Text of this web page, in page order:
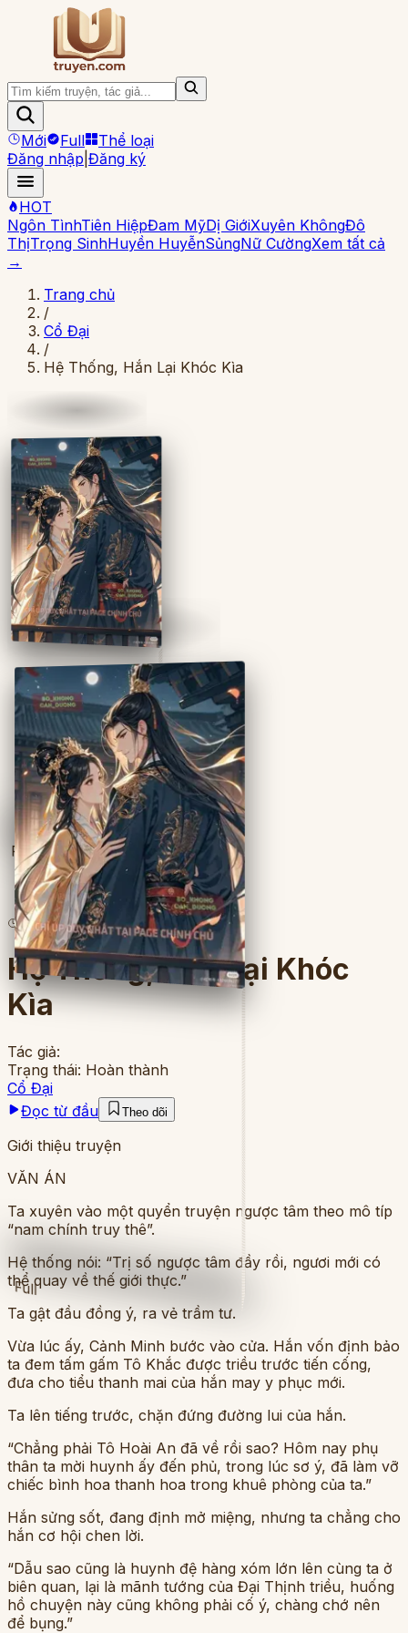
Mới Full
Thể loại
Đăng nhập Đăng ký
HOT
Ngôn TìnhTiên HiệpĐam MỹDị GiớiXuyên KhôngĐô
ThịTrọng SinhHuyền HuyễnSủngNữ CườngXem tất cả
→
Trang chủ
/
Cổ Đại
/
Hệ Thống, Hắn Lại Khóc Kìa
Full
Full
13lượt đọc· 10chương
Hệ Thống, Hắn Lại Khóc
Kìa
Tác giả:
Trạng thái: Hoàn thành
Cổ Đại
Đọc từ đầu
Theo dõi
Giới thiệu truyện
VĂN ÁN
Ta xuyên vào một quyển truyện ngược tâm theo mô típ
“nam chính truy thê”.
Hệ thống nói: “Trị số ngược tâm đầy rồi, ngươi mới có
thể quay về thế giới thực.”
Ta gật đầu đồng ý, ra vẻ trầm tư.
Vừa lúc ấy, Cảnh Minh bước vào cửa. Hắn vốn định bảo
ta đem tấm gấm Tô Khắc được triều trước tiến cống,
đưa cho tiểu thanh mai của hắn may y phục mới.
Ta lên tiếng trước, chặn đứng đường lui của hắn.
“Chẳng phải Tô Hoài An đã về rồi sao? Hôm nay phụ
thân ta mời huynh ấy đến phủ, trong lúc sơ ý, đã làm vỡ
chiếc bình hoa thanh hoa trong khuê phòng của ta.”
Hắn sửng sốt, đang định mở miệng, nhưng ta chẳng cho
hắn cơ hội chen lời.
“Dẫu sao cũng là huynh đệ hàng xóm lớn lên cùng ta ở
biên quan, lại là mãnh tướng của Đại Thịnh triều, huống
hồ chuyện này cũng không phải cố ý, chàng chớ nên
để bụng.”